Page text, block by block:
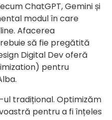
ChatGPT, Gemini și
modul în care
Afacerea
să fie pregătită
Digital Dev oferă
pentru
ul tradițional. Optimizăm
pentru a fi înțeles